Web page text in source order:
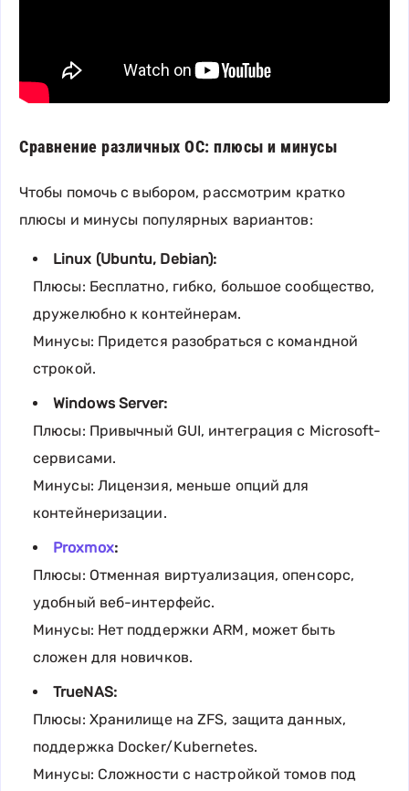
Сравнение различных ОС: плюсы и минусы
Чтобы помочь с выбором, рассмотрим кратко
плюсы и минусы популярных вариантов:
Linux (Ubuntu, Debian):
Плюсы: Бесплатно, гибко, большое сообщество,
дружелюбно к контейнерам.
Минусы: Придется разобраться с командной
строкой.
Windows Server:
Плюсы: Привычный GUI, интеграция с Microsoft-
сервисами.
Минусы: Лицензия, меньше опций для
контейнеризации.
Proxmox:
Плюсы: Отменная виртуализация, опенсорс,
удобный веб-интерфейс.
Минусы: Нет поддержки ARM, может быть
сложен для новичков.
TrueNAS:
Плюсы: Хранилище на ZFS, защита данных,
поддержка Docker/Kubernetes.
Минусы: Сложности с настройкой томов под